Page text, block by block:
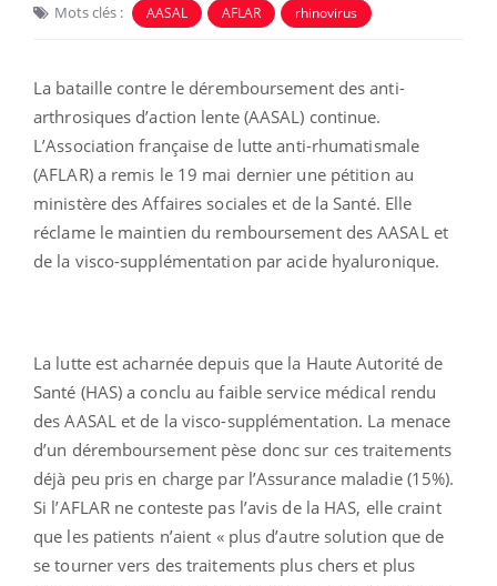
Mots clés : AASAL AFLAR rhinovirus
La bataille contre le déremboursement des anti-
arthrosiques d’action lente (AASAL) continue.
L’Association française de lutte anti-rhumatismale
(AFLAR) a remis le 19 mai dernier une pétition au
ministère des Affaires sociales et de la Santé. Elle
réclame le maintien du remboursement des AASAL et
de la visco-supplémentation par acide hyaluronique.
La lutte est acharnée depuis que la Haute Autorité de
Santé (HAS) a conclu au faible service médical rendu
des AASAL et de la visco-supplémentation. La menace
d’un déremboursement pèse donc sur ces traitements
déjà peu pris en charge par l’Assurance maladie (15%).
Si l’AFLAR ne conteste pas l’avis de la HAS, elle craint
que les patients n’aient « plus d’autre solution que de
se tourner vers des traitements plus chers et plus